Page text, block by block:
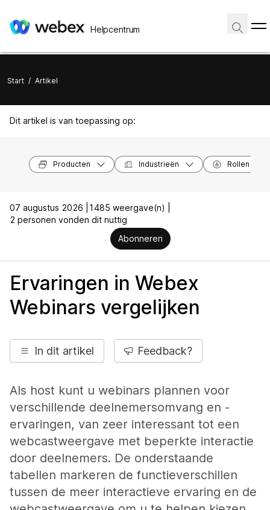
Helpcentrum
Start / Artikel
Dit artikel is van toepassing op:
Producten Industrieën Rollen
07 augustus 2026 |
1485 weergave(n) |
2 personen vonden dit nuttig
Abonneren
Ervaringen in Webex
Webinars vergelijken
In dit artikel Feedback?
Als host kunt u webinars plannen voor
verschillende deelnemersomvang en -
ervaringen, van zeer interessant tot een
webcastweergave met beperkte interactie
door deelnemers. De onderstaande
tabellen markeren de functieverschillen
tussen de meer interactieve ervaring en de